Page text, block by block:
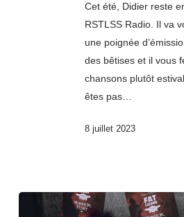
Cet été, Didier reste
RSTLSS Radio. Il va
une poignée
des bêtises et il vous
chansons plutôt
êtes pas…
8 juillet 2023